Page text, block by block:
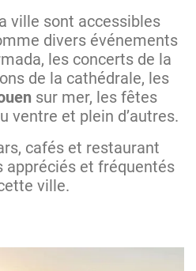
ville sont accessibles
divers événements
les concerts de la
de la cathédrale, les
sur mer, les fêtes
ventre et plein d’autres.
cafés et restaurant
appréciés et fréquentés
ville.